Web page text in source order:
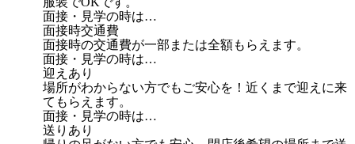
面接・見学の時は…
面接時交通費
面接時の交通費が一部または全額もらえます。
面接・見学の時は…
迎えあり
場所がわからない方でもご安心を！近くまで迎えに来
てもらえます。
面接・見学の時は…
送りあり